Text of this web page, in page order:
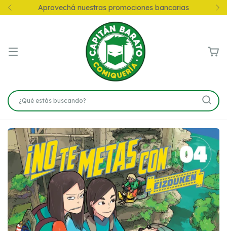
Aprovechá nuestras promociones bancarias